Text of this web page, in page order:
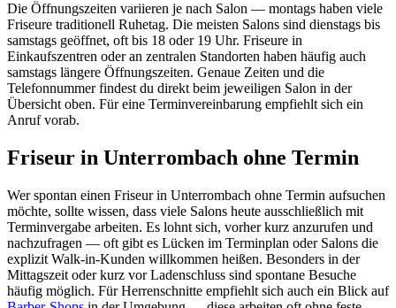
Die Öffnungszeiten variieren je nach Salon — montags haben viele
Friseure traditionell Ruhetag. Die meisten Salons sind dienstags bis
samstags geöffnet, oft bis 18 oder 19 Uhr. Friseure in
Einkaufszentren oder an zentralen Standorten haben häufig auch
samstags längere Öffnungszeiten. Genaue Zeiten und die
Telefonnummer findest du direkt beim jeweiligen Salon in der
Übersicht oben. Für eine Terminvereinbarung empfiehlt sich ein
Anruf vorab.
Friseur in Unterrombach ohne Termin
Wer spontan einen Friseur in Unterrombach ohne Termin aufsuchen
möchte, sollte wissen, dass viele Salons heute ausschließlich mit
Terminvergabe arbeiten. Es lohnt sich, vorher kurz anzurufen und
nachzufragen — oft gibt es Lücken im Terminplan oder Salons die
explizit Walk-in-Kunden willkommen heißen. Besonders in der
Mittagszeit oder kurz vor Ladenschluss sind spontane Besuche
häufig möglich. Für Herrenschnitte empfiehlt sich auch ein Blick auf